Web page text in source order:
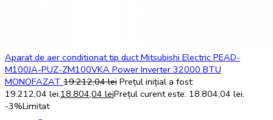
Aparat de aer conditionat tip duct Mitsubishi Electric PEAD-
M100JA-PUZ-ZM100VKA Power Inverter 32000 BTU
MONOFAZAT 19.212,04lei Prețul inițial a fost:
19.212,04 lei.18.804,04 leiPrețul curent este: 18.804,04 lei.
-3%Limitat